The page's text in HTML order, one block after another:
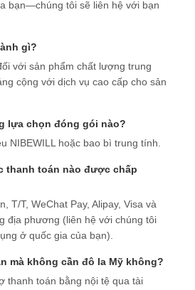
bạn—chúng tôi sẽ liên hệ với bạn
gì?
với sản phẩm chất lượng trung
cộng với dịch vụ cao cấp cho sản
lựa chọn đóng gói nào?
NIBEWILL hoặc bao bì trung tính.
thanh toán nào được chấp
T/T, WeChat Pay, Alipay, Visa và
địa phương (liên hệ với chúng tôi
ở quốc gia của bạn).
mà không cần đô la Mỹ không?
thanh toán bằng nội tệ qua tài